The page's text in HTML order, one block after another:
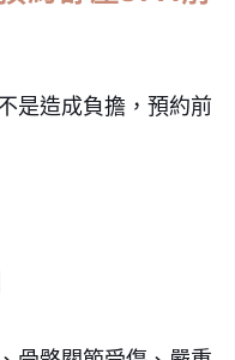
是造成負擔，預約前